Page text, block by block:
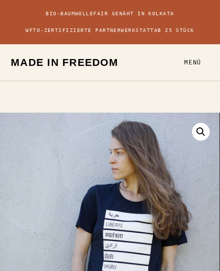
BIO-BAUMWOLLEFAIR GENÄHT IN KOLKATA
WFTO-ZERTIFIZIERTE PARTNERWERKSTATTAB 25 STÜCK
MADE IN FREEDOM MENÜ